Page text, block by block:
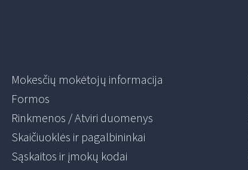
Mokesčių mokėtojų informacija
Formos
Rinkmenos / Atviri duomenys
Skaičiuoklės ir pagalbininkai
Sąskaitos ir įmokų kodai